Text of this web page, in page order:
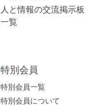
人と情報の交流掲示板
一覧
特別会員
特別会員一覧
特別会員について